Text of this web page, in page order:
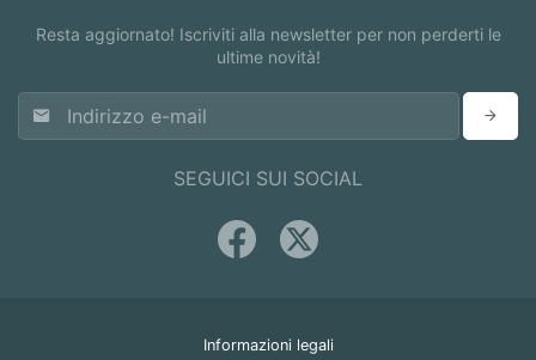
Resta aggiornato! Iscriviti alla newsletter per non perderti le
ultime novità!
SEGUICI SUI SOCIAL
Informazioni legali